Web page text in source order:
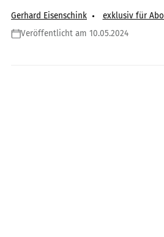
Gerhard Eisenschink
exklusiv für
Veröffentlicht am 10.05.2024